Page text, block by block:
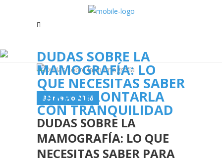
DUDAS SOBRE LA
MAMOGRAFÍA: LO
QUE NECESITAS SABER
PARA AFRONTARLA
CON TRANQUILIDAD
30 marzo 2026
DUDAS SOBRE LA
MAMOGRAFÍA: LO QUE
NECESITAS SABER PARA